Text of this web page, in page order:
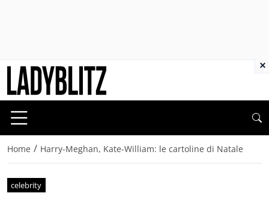
Home / Harry-Meghan, Kate-William: le cartoline di Natale
celebrity
×